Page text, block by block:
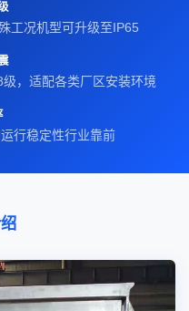
工况机型可升级至IP65
，适配各类厂区安装环境
行稳定性行业靠前